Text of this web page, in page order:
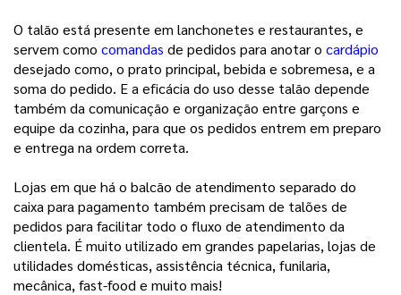
O talão está presente em lanchonetes e restaurantes, e
servem como comandas de pedidos para anotar o cardápio
desejado como, o prato principal, bebida e sobremesa, e a
soma do pedido. E a eficácia do uso desse talão depende
também da comunicação e organização entre garçons e
equipe da cozinha, para que os pedidos entrem em preparo
e entrega na ordem correta.
Lojas em que há o balcão de atendimento separado do
caixa para pagamento também precisam de talões de
pedidos para facilitar todo o fluxo de atendimento da
clientela. É muito utilizado em grandes papelarias, lojas de
utilidades domésticas, assistência técnica, funilaria,
mecânica, fast-food e muito mais!